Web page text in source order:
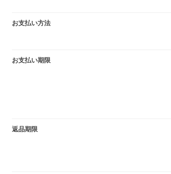
お支払い方法
お支払い期限
返品期限